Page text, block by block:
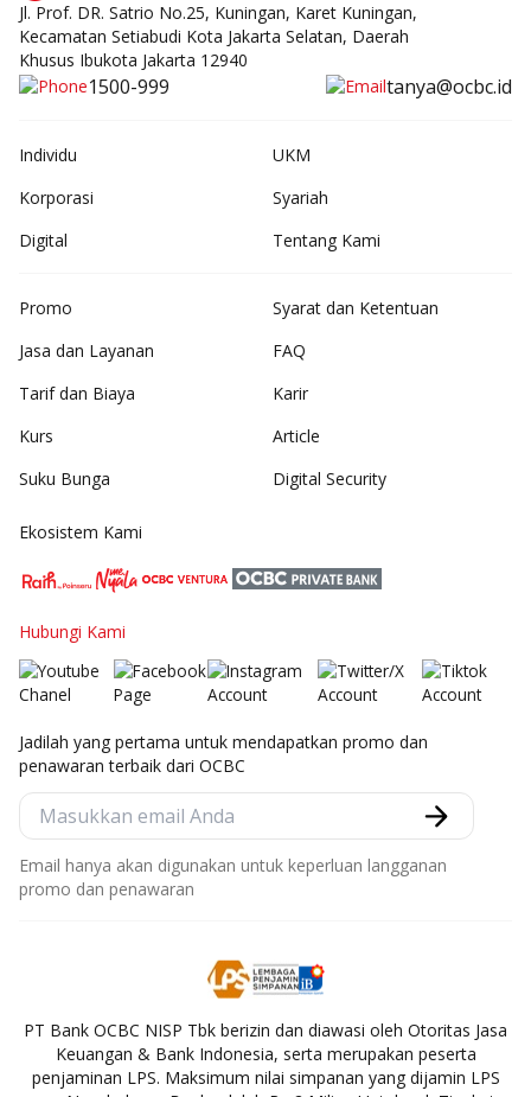
Jl. Prof. DR. Satrio No.25, Kuningan, Karet Kuningan,
Kecamatan Setiabudi Kota Jakarta Selatan, Daerah
Khusus Ibukota Jakarta 12940
1500-999 tanya@ocbc.id
Individu
UKM
Korporasi
Syariah
Digital
Tentang Kami
Promo
Jasa dan Layanan
Tarif dan Biaya
Kurs
Suku Bunga
Syarat dan Ketentuan
FAQ
Karir
Article
Digital Security
Ekosistem Kami
Hubungi Kami
Jadilah yang pertama untuk mendapatkan promo dan
penawaran terbaik dari OCBC
Email hanya akan digunakan untuk keperluan langganan
promo dan penawaran
PT Bank OCBC NISP Tbk berizin dan diawasi oleh Otoritas Jasa
Keuangan & Bank Indonesia, serta merupakan peserta
penjaminan LPS. Maksimum nilai simpanan yang dijamin LPS